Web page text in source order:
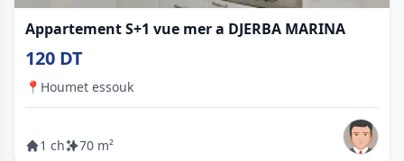
Appartement S+1 vue mer a DJERBA MARINA
120 DT
📍 Houmet essouk
1 ch 70 m²